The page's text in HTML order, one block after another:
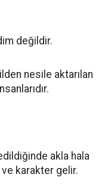
değildir.
nesile aktarılan
akla hala
karakter gelir.